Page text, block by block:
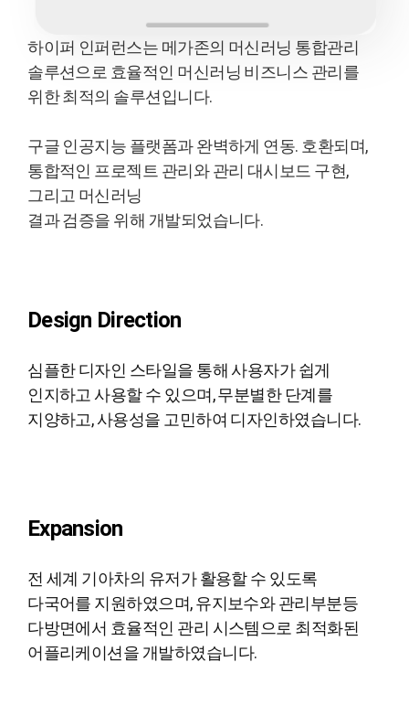
하이퍼 인퍼런스는 메가존의 머신러닝 통합관리
솔루션으로 효율적인 머신러닝 비즈니스 관리를
위한 최적의 솔루션입니다.
구글 인공지능 플랫폼과 완벽하게 연동. 호환되며,
통합적인 프로젝트 관리와 관리 대시보드 구현,
그리고 머신러닝
결과 검증을 위해 개발되었습니다.
Design Direction
심플한 디자인 스타일을 통해 사용자가 쉽게
인지하고 사용할 수 있으며, 무분별한 단계를
지양하고, 사용성을 고민하여 디자인하였습니다.
Expansion
전 세계 기아차의 유저가 활용할 수 있도록
다국어를 지원하였으며, 유지보수와 관리부분등
다방면에서 효율적인 관리 시스템으로 최적화된
어플리케이션을 개발하였습니다.